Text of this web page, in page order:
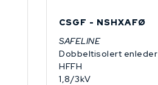
CSGF - NSHXAFØ
SAFELINE
Dobbeltisolert enleder
HFFH
1,8/3kV